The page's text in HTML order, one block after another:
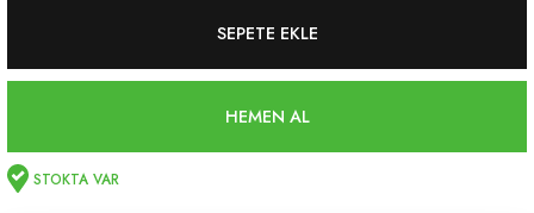
SEPETE EKLE
HEMEN AL
STOKTA VAR